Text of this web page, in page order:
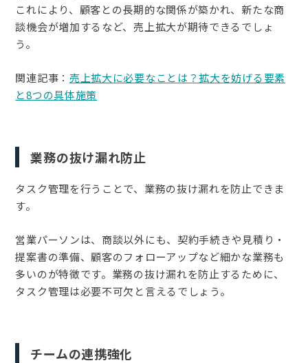
これにより、顧客との長期的な関係が築かれ、新たな商
談機会が増加するなど、売上拡大が期待できるでしょ
う。
関連記事： 売上拡大に必要なことは？拡大を妨げる要素
と8つの具体施策
業務の抜け漏れ防止
タスク管理を行うことで、業務の抜け漏れを防止できま
す。
営業パーソンは、商談以外にも、契約手続きや見積り・
提案書の準備、顧客のフォローアップなど細かな業務も
多いのが特徴です。業務の抜け漏れを防止するために、
タスク管理は必要不可欠と言えるでしょう。
チームの連携強化